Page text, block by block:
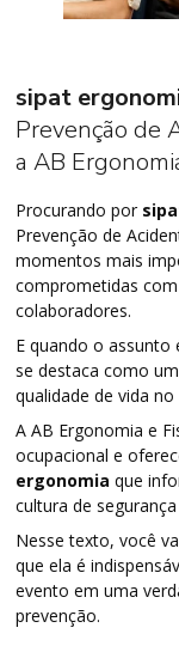
sipat
Prevenção de
a AB
Procurando por
Prevenção de
momentos mais
comprometidas
colaboradores.
E quando o assunto
se destaca como
qualidade de vida
A AB Ergonomia e
ocupacional e
ergonomia que
cultura de
Nesse texto, você
que ela é
evento em uma
prevenção.